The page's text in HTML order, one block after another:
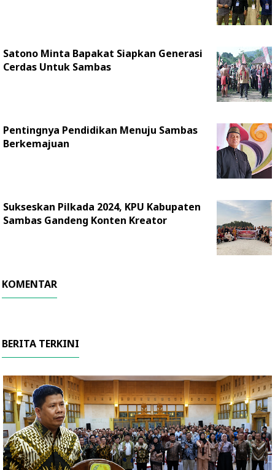
Satono Minta Bapakat Siapkan Generasi
Cerdas Untuk Sambas
Pentingnya Pendidikan Menuju Sambas
Berkemajuan
Sukseskan Pilkada 2024, KPU Kabupaten
Sambas Gandeng Konten Kreator
KOMENTAR
BERITA TERKINI